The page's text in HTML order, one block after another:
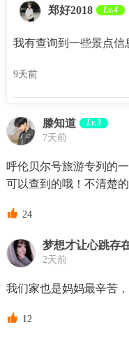
郑好2018 Lv.4
我有查询到一些景点信
9天前
滕知道 Lv.3
7天前
呼伦贝尔号旅游专列的
可以查到的哦！不清楚
 24
梦想才让心跳存
2天前
我们家也是妈妈最辛苦
 12